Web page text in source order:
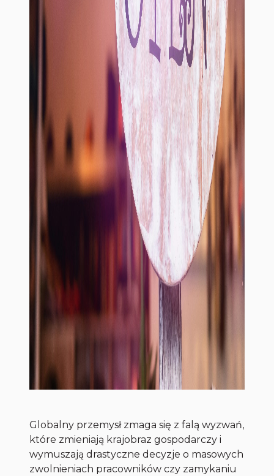
Globalny przemysł zmaga się z falą wyzwań,
które zmieniają krajobraz gospodarczy i
wymuszają drastyczne decyzje o masowych
zwolnieniach pracowników czy zamykaniu